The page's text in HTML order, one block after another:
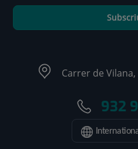
Carrer de
932